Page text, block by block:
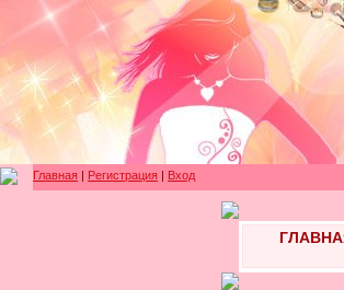
Главная | Регистрация | Вход